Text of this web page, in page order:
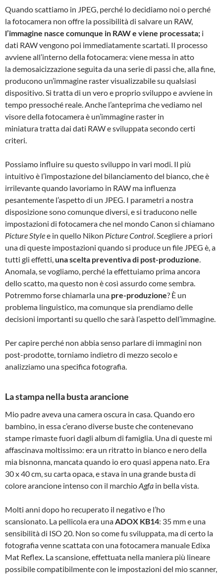
Quando scattiamo in JPEG, perché lo decidiamo noi o perché
la fotocamera non offre la possibilità di salvare un RAW,
l’immagine nasce comunque in RAW e viene processata; i
dati RAW vengono poi immediatamente scartati. Il processo
avviene all’interno della fotocamera: viene messa in atto
la demosaicizzazione seguita da una serie di passi che, alla fine,
producono un’immagine raster visualizzabile su qualsiasi
dispositivo. Si tratta di un vero e proprio sviluppo e avviene in
tempo pressoché reale. Anche l’anteprima che vediamo nel
visore della fotocamera è un’immagine raster in
miniatura tratta dai dati RAW e sviluppata secondo certi
criteri.
Possiamo influire su questo sviluppo in vari modi. Il più
intuitivo è l’impostazione del bilanciamento del bianco, che è
irrilevante quando lavoriamo in RAW ma influenza
pesantemente l’aspetto di un JPEG. I parametri a nostra
disposizione sono comunque diversi, e si traducono nelle
impostazioni di fotocamera che nel mondo Canon si chiamano
Picture Stylee in quello Nikon Picture Control. Scegliere a priori
una di queste impostazioni quando si produce un file JPEG è, a
tutti gli effetti,una scelta preventiva di post-produzione.
Anomala, se vogliamo, perché la effettuiamo prima ancora
dello scatto, ma questo non è così assurdo come sembra.
Potremmo forse chiamarla una pre-produzione? È un
problema linguistico, ma comunque sia prendiamo delle
decisioni importanti su quello che sarà l’aspetto dell’immagine.
Per capire perché non abbia senso parlare di immagini non
post-prodotte, torniamo indietro di mezzo secolo e
analizziamo una specifica fotografia.
La stampa nella busta arancione
Mio padre aveva una camera oscura in casa. Quando ero
bambino, in essa c’erano diverse buste che contenevano
stampe rimaste fuori dagli album di famiglia. Una di queste mi
affascinava moltissimo: era un ritratto in bianco e nero della
mia bisnonna, mancata quando io ero quasi appena nato. Era
30 x 40 cm, su carta opaca, e stava in una grande busta di
colore arancione intenso con il marchioAgfa in bella vista.
Molti anni dopo ho recuperato il negativo e l’ho
scansionato. La pellicola era unaADOX KB14: 35 mm e una
sensibilità di ISO 20. Non so come fu sviluppata, ma di certo la
fotografia venne scattata con una fotocamera manuale Edixa
Mat Reflex. La scansione, effettuata nella maniera più lineare
possibile compatibilmente con le impostazioni del mio scanner,